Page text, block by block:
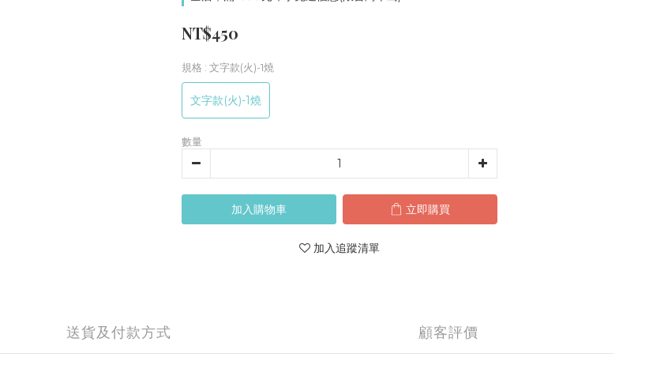
NT$450
規格 : 文字款(火)-1燒
文字款(火)-1燒
數量
加入購物車 立即購買
加入追蹤清單
送貨及付款方式 顧客評價